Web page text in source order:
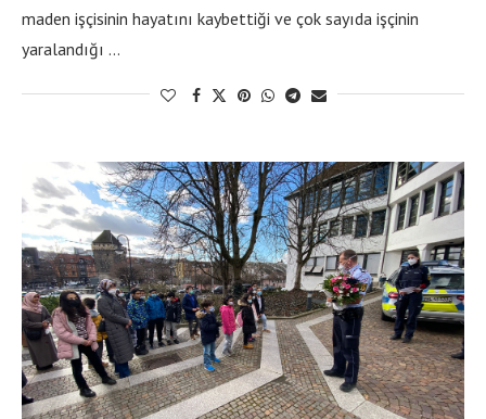
maden işçisinin hayatını kaybettiği ve çok sayıda işçinin
yaralandığı …